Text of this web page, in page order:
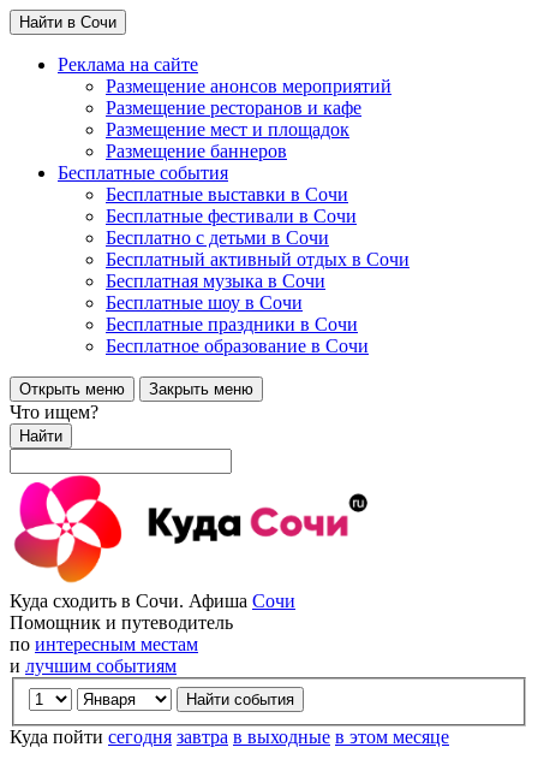
Найти в Сочи
Реклама на сайте
Размещение анонсов мероприятий
Размещение ресторанов и кафе
Размещение мест и площадок
Размещение баннеров
Бесплатные события
Бесплатные выставки в Сочи
Бесплатные фестивали в Сочи
Бесплатно с детьми в Сочи
Бесплатный активный отдых в Сочи
Бесплатная музыка в Сочи
Бесплатные шоу в Сочи
Бесплатные праздники в Сочи
Бесплатное образование в Сочи
Открыть меню Закрыть меню
Что ищем?
Найти
Куда сходить в Сочи. Афиша Сочи
Помощник и путеводитель
по интересным местам
и лучшим событиям
Куда пойти сегодня завтра в выходные в этом месяце